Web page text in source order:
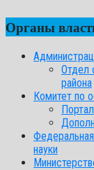
Органы
Отдел
района
Комитет по
науки